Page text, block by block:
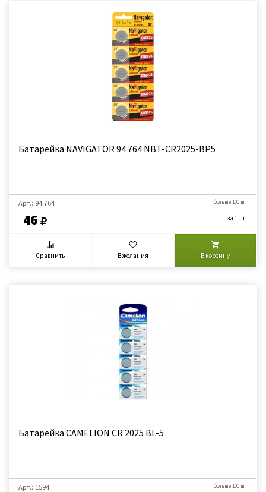
Батарейка NAVIGATOR 94 764 NBT-CR2025-BP5
Арт.: 94 764
46
больше 100 шт
за 1 шт
Сравнить В желания В корзину
Батарейка CAMELION CR 2025 BL-5
Арт.: 1594 больше 100 шт